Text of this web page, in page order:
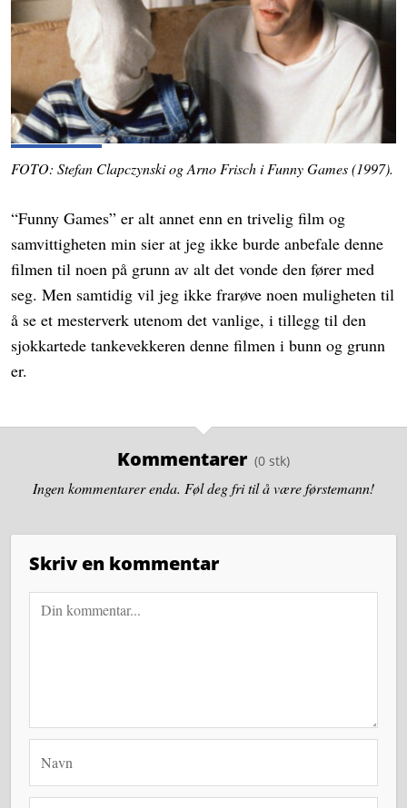
FOTO: Stefan Clapczynski og Arno Frisch i Funny Games (1997).
“Funny Games” er alt annet enn en trivelig film og
samvittigheten min sier at jeg ikke burde anbefale denne
filmen til noen på grunn av alt det vonde den fører med
seg. Men samtidig vil jeg ikke frarøve noen muligheten til
å se et mesterverk utenom det vanlige, i tillegg til den
sjokkartede tankevekkeren denne filmen i bunn og grunn
er.
Kommentarer
Ingen kommentarer enda. Føl deg fri til å være førstemann!
Skriv en kommentar
Navn